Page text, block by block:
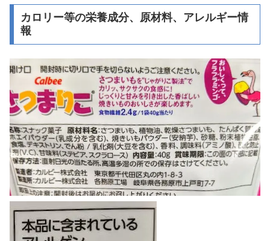
カロリー等の栄養成分、原材料、アレルギー情
報